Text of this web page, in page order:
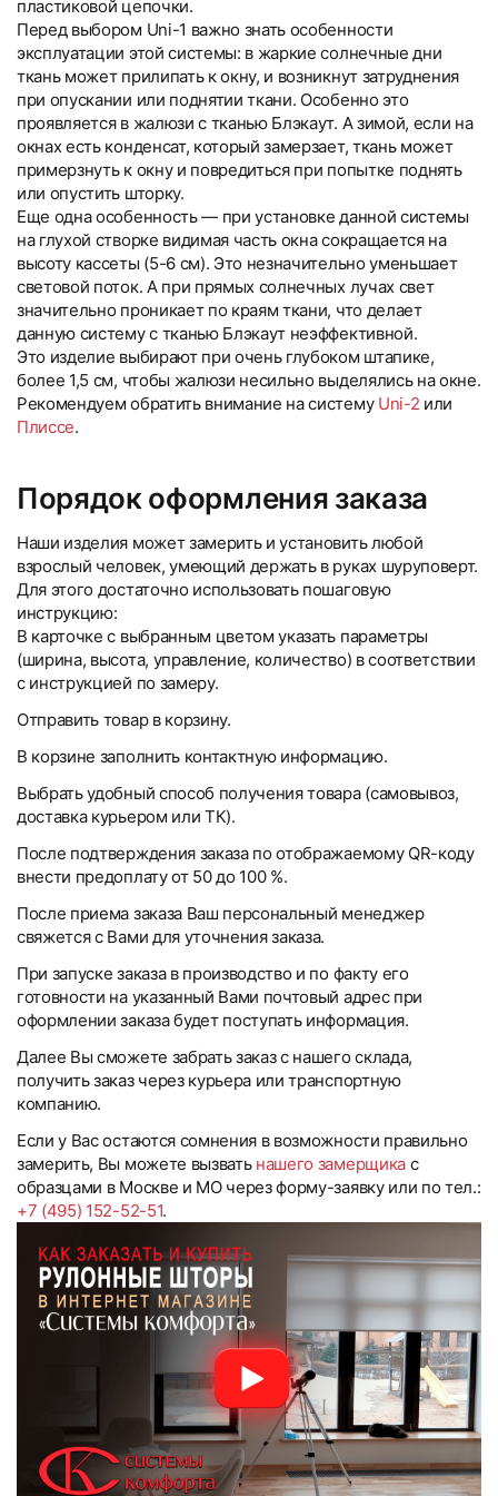
пластиковой цепочки.
Перед выбором Uni-1 важно знать особенности
эксплуатации этой системы: в жаркие солнечные дни
ткань может прилипать к окну, и возникнут затруднения
при опускании или поднятии ткани. Особенно это
проявляется в жалюзи с тканью Блэкаут. А зимой, если на
окнах есть конденсат, который замерзает, ткань может
примерзнуть к окну и повредиться при попытке поднять
или опустить шторку.
Еще одна особенность — при установке данной системы
на глухой створке видимая часть окна сокращается на
высоту кассеты (5-6 см). Это незначительно уменьшает
световой поток. А при прямых солнечных лучах свет
значительно проникает по краям ткани, что делает
данную систему с тканью Блэкаут неэффективной.
Это изделие выбирают при очень глубоком штапике,
более 1,5 см, чтобы жалюзи несильно выделялись на окне.
Рекомендуем обратить внимание на систему Uni-2 или
Плиссе.
Порядок оформления заказа
Наши изделия может замерить и установить любой
взрослый человек, умеющий держать в руках шуруповерт.
Для этого достаточно использовать пошаговую
инструкцию:
В карточке с выбранным цветом указать параметры
(ширина, высота, управление, количество) в соответствии
с инструкцией по замеру.
Отправить товар в корзину.
В корзине заполнить контактную информацию.
Выбрать удобный способ получения товара (самовывоз,
доставка курьером или ТК).
После подтверждения заказа по отображаемому QR-коду
внести предоплату от 50 до 100 %.
После приема заказа Ваш персональный менеджер
свяжется с Вами для уточнения заказа.
При запуске заказа в производство и по факту его
готовности на указанный Вами почтовый адрес при
оформлении заказа будет поступать информация.
Далее Вы сможете забрать заказ с нашего склада,
получить заказ через курьера или транспортную
компанию.
Если у Вас остаются сомнения в возможности правильно
замерить, Вы можете вызвать нашего замерщикас
образцами в Москве и МО через форму-заявку или по тел.:
+7 (495) 152-52-51.